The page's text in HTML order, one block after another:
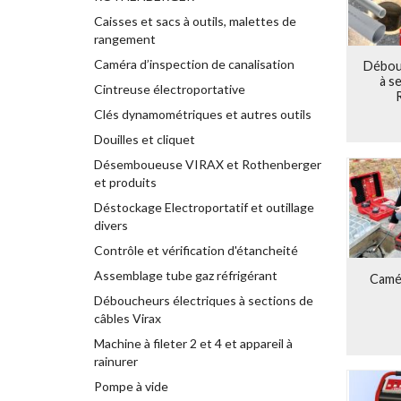
Caisses et sacs à outils, malettes de
rangement
Caméra d’inspection de canalisation
Cintreuse électroportative
Clés dynamométriques et autres outils
Douilles et cliquet
Désemboueuse VIRAX et Rothenberger
et produits
Déstockage Electroportatif et outillage
divers
Contrôle et vérification d'étancheité
Assemblage tube gaz réfrigérant
Déboucheurs électriques à sections de
câbles Virax
Machine à fileter 2 et 4 et appareil à
rainurer
Pompe à vide
Les
Ainsi,
Les
pour
RUKO
pression
à